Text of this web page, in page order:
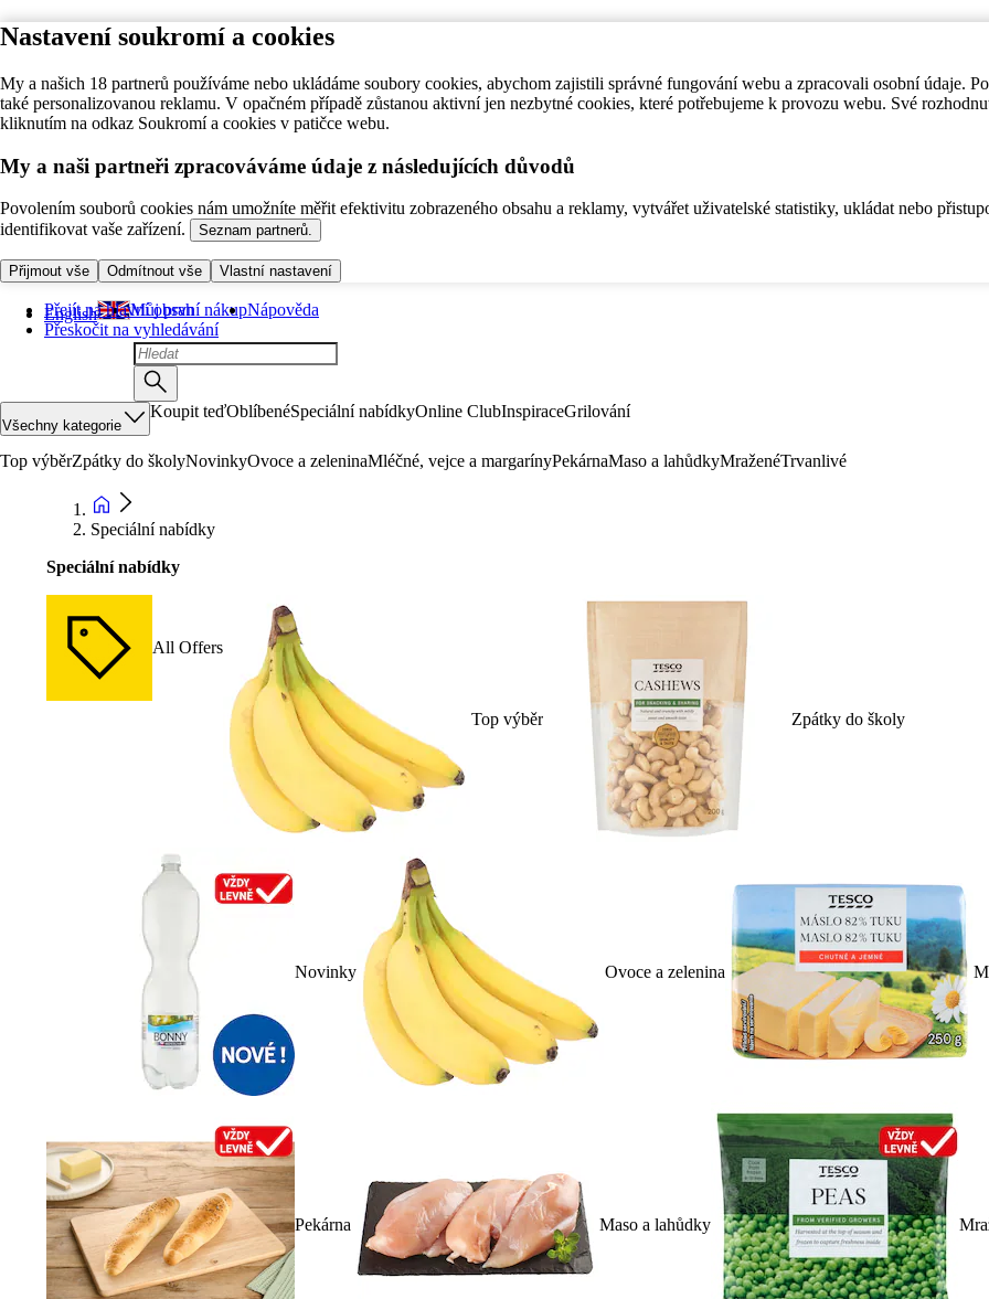
Nastavení soukromí a cookies
My a našich 18 partnerů používáme nebo ukládáme soubory cookies, abychom zajistili správné fungování webu a zpracovali osobní údaje.
také personalizovanou reklamu. V opačném případě zůstanou aktivní jen nezbytné cookies, které potřebujeme k provozu webu. Své
kliknutím na odkaz Soukromí a cookies v patičce webu.
My a naši partneři zpracováváme údaje z následujících důvodů
Povolením souborů cookies nám umožníte měřit efektivitu zobrazeného obsahu a reklamy, vytvářet uživatelské statistiky, ukládat nebo
identifikovat vaše zařízení.
Seznam partnerů.
Přijmout vše Odmítnout vše Vlastní nastavení
Přejít na hlavní obsah
Přeskočit na vyhledávání
English Můj první nákupNápověda
Všechny kategorie
Koupit teďOblíbenéSpeciální nabídkyOnline ClubInspiraceGrilování
Top výběrZpátky do školyNovinkyOvoce a zeleninaMléčné, vejce a margarínyPekárnaMaso a lahůdkyMraženéTrvanlivé
Speciální nabídky
Speciální nabídky
All Offers
Top výběr Zpátky do školy
Novinky Ovoce a zelenina
Pekárna Maso a lahůdky